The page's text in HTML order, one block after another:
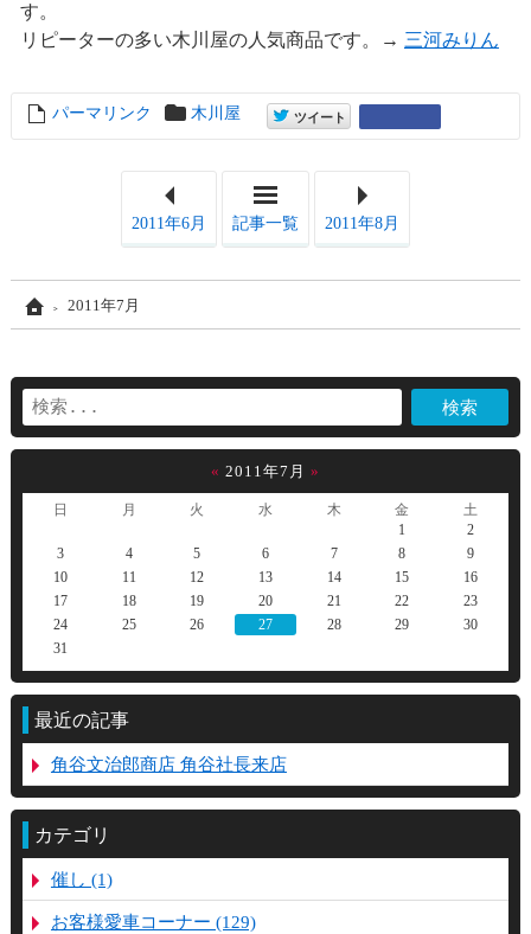
す。
リピーターの多い木川屋の人気商品です。→ 三河みりん
entry6762
パーマリンク 木川屋 entry6762
ツイート
2011年6月 記事一覧 2011年8月
Home2011年7月
« 2011年7月 »
日 月 火 水 木 金
土
1
2
3
4 5 6 7 8
9
10
11 12 13 14 15
16
17
18 19 20 21 22
23
24
25 26 27 28 29
30
31
最近の記事
角谷文治郎商店 角谷社長来店
カテゴリ
催し (1)
お客様愛車コーナー (129)